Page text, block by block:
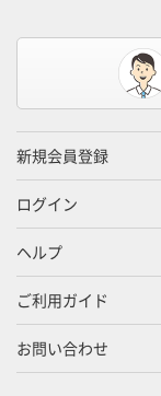
新規会員登録
ログイン
ヘルプ
ご利用ガイド
お問い合わせ